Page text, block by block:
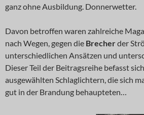
ganz ohne Ausbildung. Donnerwetter.
Davon betroffen waren zahlreiche
nach Wegen, gegen die Brecherder
unterschiedlichen Ansätzen und
Dieser Teil der Beitragsreihe befasst
ausgewählten Schlaglichtern, die sich
gut in der Brandung behaupteten…